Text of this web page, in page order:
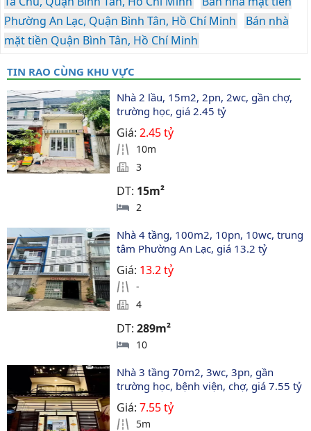
Phường An Lạc, Quận Bình Tân, Hồ Chí Minh
Bán nhà
mặt tiền Quận Bình Tân, Hồ Chí Minh
TIN RAO CÙNG KHU VỰC
Nhà 2 lầu, 15m2, 2pn, 2wc, gần chợ,
trường học, giá 2.45 tỷ
Giá:2.45 tỷ
10m
3
DT: 15m²
2
Nhà 4 tầng, 100m2, 10pn, 10wc, trung
tâm Phường An Lạc, giá 13.2 tỷ
Giá: 13.2 tỷ
-
4
DT:289m²
10
Nhà 3 tầng 70m2, 3wc, 3pn, gần
trường học, bệnh viện, chợ, giá 7.55 tỷ
Giá:7.55 tỷ
5m